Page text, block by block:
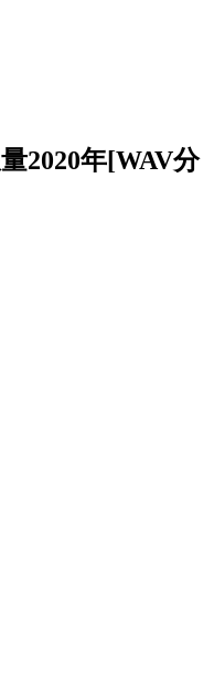
2020年[WAV分